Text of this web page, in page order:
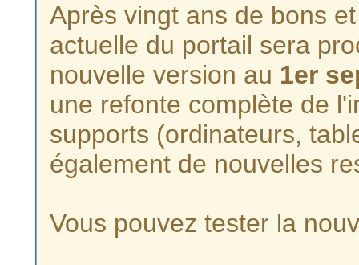
Après vingt ans de bons
actuelle du portail sera
nouvelle version au 1er
une refonte complète de
supports (ordinateurs,
également de nouvelles
Vous pouvez tester la